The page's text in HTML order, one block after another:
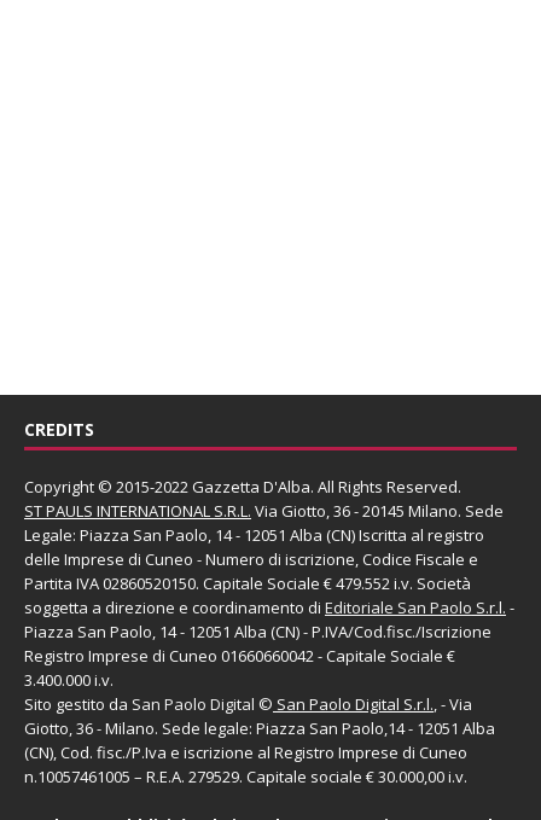
CREDITS
Copyright © 2015-2022 Gazzetta D'Alba. All Rights Reserved.
ST PAULS INTERNATIONAL S.R.L. Via Giotto, 36 - 20145 Milano. Sede
Legale: Piazza San Paolo, 14 - 12051 Alba (CN) Iscritta al registro
delle Imprese di Cuneo - Numero di iscrizione, Codice Fiscale e
Partita IVA 02860520150. Capitale Sociale € 479.552 i.v. Società
soggetta a direzione e coordinamento di Editoriale San Paolo S.r.l. -
Piazza San Paolo, 14 - 12051 Alba (CN) - P.IVA/Cod.fisc./Iscrizione
Registro Imprese di Cuneo 01660660042 - Capitale Sociale €
3.400.000 i.v.
Sito gestito da San Paolo Digital © San Paolo Digital S.r.l., - Via
Giotto, 36 - Milano. Sede legale: Piazza San Paolo,14 - 12051 Alba
(CN), Cod. fisc./P.Iva e iscrizione al Registro Imprese di Cuneo
n.10057461005 – R.E.A. 279529. Capitale sociale € 30.000,00 i.v.